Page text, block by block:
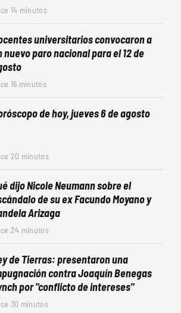
14 minutos
universitarios convocaron a
nuevo paro nacional para el 12 de
16 minutos
de hoy, jueves 6 de agosto
20 minutos
dijo Nicole Neumann sobre el
de su ex Facundo Moyano y
Arizaga
24 minutos
de Tierras: presentaron una
contra Joaquín Benegas
por "conflicto de intereses"
30 minutos